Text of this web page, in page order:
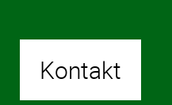
Kontakt